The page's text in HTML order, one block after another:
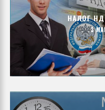
НАЛОГ
3